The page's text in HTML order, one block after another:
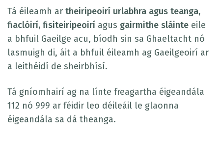
Tá éileamh ar theiripeoirí urlabhra agus teanga,
fiaclóirí, fisiteiripeoirí agus gairmithe sláinte eile
a bhfuil Gaeilge acu, bíodh sin sa Ghaeltacht nó
lasmuigh di, áit a bhfuil éileamh ag Gaeilgeoirí ar
a leithéidí de sheirbhísí.
Tá gníomhairí ag na línte freagartha éigeandála
112 nó 999 ar féidir leo déileáil le glaonna
éigeandála sa dá theanga.